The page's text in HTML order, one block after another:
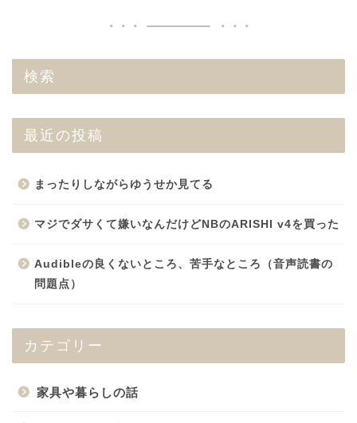
検索
最近の投稿
まったりしながらゆうせか見てる
マジでダサくて嫌いなんだけどNBのARISHI v4を買った
Audibleの良くないところ、苦手なところ（音声読書の
問題点）
カテゴリー
家具や暮らしの話